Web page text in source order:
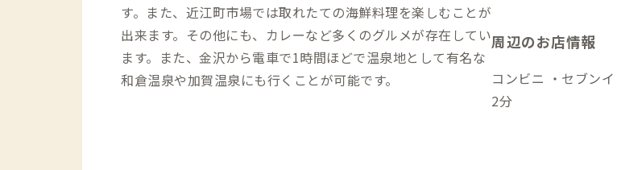
す。また、近江町市場では取れたての海鮮料理を楽しむことが
出来ます。その他にも、カレーなど多くのグルメが存在してい
ます。また、金沢から電車で1時間ほどで温泉地として有名な
和倉温泉や加賀温泉にも行くことが可能です。
用駐車場の用意がな
ります。近隣に複数
周辺のお店情報
コンビニ ・セブンイレブン金
2分